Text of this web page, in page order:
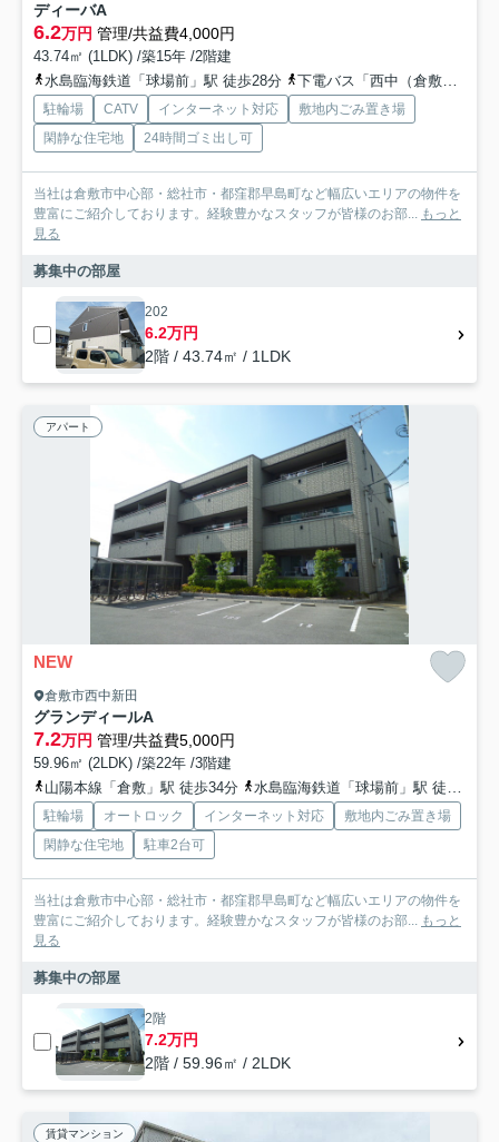
ディーバA
6.2万円 管理/共益費4,000円
43.74㎡ (1LDK) /築15年 /2階建
水島臨海鉄道「球場前」駅 徒歩28分
下電バス「西中（倉敷市）」バス停下車 徒歩6分
駐輪場 CATV インターネット対応
敷地内ごみ置き場
閑静な住宅地
24時間ゴミ出し可
当社は倉敷市中心部・総社市・都窪郡早島町など幅広いエリアの物件を
豊富にご紹介しております。経験豊かなスタッフが皆様のお部... もっと
見る
募集中の部屋
202
6.2万円
2階 / 43.74㎡ / 1LDK
アパート
NEW
倉敷市西中新田
グランディールA
7.2万円 管理/共益費5,000円
59.96㎡ (2LDK) /築22年 /3階建
山陽本線「倉敷」駅 徒歩34分
水島臨海鉄道「球場前」駅 徒歩31分
駐輪場 オートロック インターネット対応
敷地内ごみ置き場
閑静な住宅地
駐車2台可
当社は倉敷市中心部・総社市・都窪郡早島町など幅広いエリアの物件を
豊富にご紹介しております。経験豊かなスタッフが皆様のお部... もっと
見る
募集中の部屋
2階
7.2万円
2階 / 59.96㎡ / 2LDK
賃貸マンション